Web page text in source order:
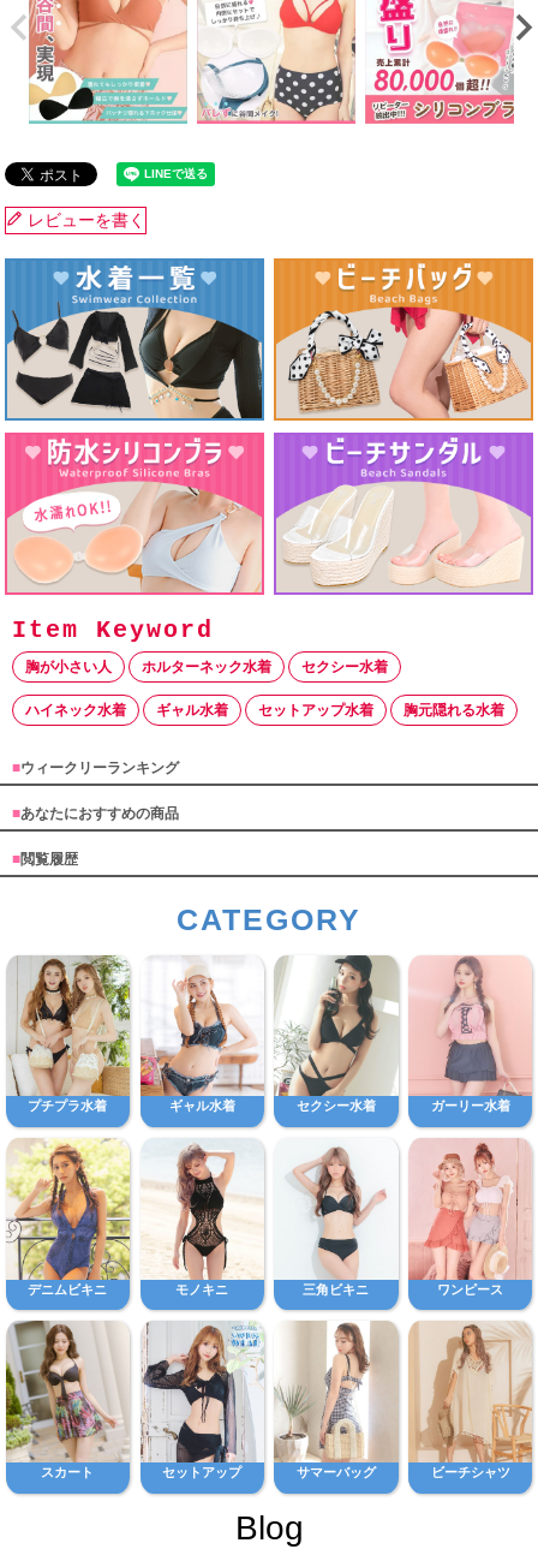
レビューを書く
胸が小さい人 ホルターネック水着 セクシー水着
ハイネック水着 ギャル水着 セットアップ水着 胸元隠れる水着
■ウィークリーランキング
■あなたにおすすめの商品
■閲覧履歴
CATEGORY
プチプラ水着 ギャル水着 セクシー水着 ガーリー水着
デニムビキニ モノキニ 三角ビキニ ワンピース
スカート セットアップ サマーバッグ ビーチシャツ
Blog